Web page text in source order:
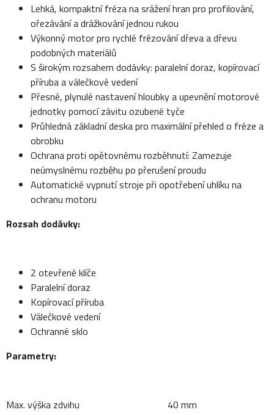
Lehká, kompaktní fréza na srážení hran pro profilování,
ořezávání a drážkování jednou rukou
Výkonný motor pro rychlé frézování dřeva a dřevu
podobných materiálů
S širokým rozsahem dodávky: paralelní doraz, kopírovací
příruba a válečkové vedení
Přesné, plynulé nastavení hloubky a upevnění motorové
jednotky pomocí závitu ozubené tyče
Průhledná základní deska pro maximální přehled o fréze a
obrobku
Ochrana proti opětovnému rozběhnutí: Zamezuje
neúmyslnému rozběhu po přerušení proudu
Automatické vypnutí stroje při opotřebení uhlíku na
ochranu motoru
Rozsah dodávky:
2 otevřené klíče
Paralelní doraz
Kopírovací příruba
Válečkové vedení
Ochranné sklo
Parametry:
Max. výška zdvihu 40 mm